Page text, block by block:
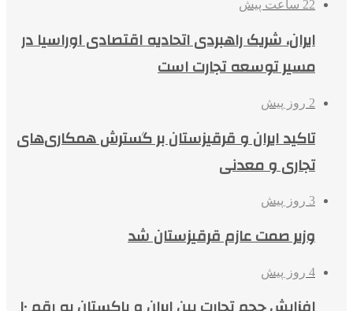
22 ساعت پیش
ایران، شریک راهبردی اتحادیه اقتصادی اوراسیا در
مسیر توسعه تجارت است
2 روز پیش
تاکید ایران و قرقیزستان بر گسترش همکاری‌های
تجاری و معدنی
3 روز پیش
وزیر صمت عازم قرقیزستان شد
4 روز پیش